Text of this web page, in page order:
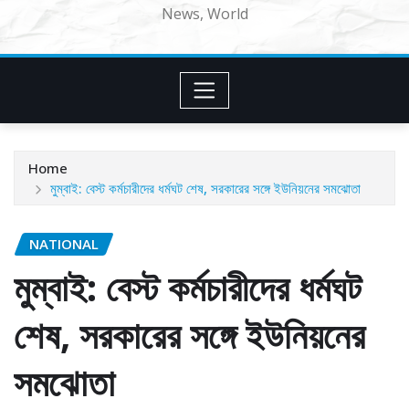
News, World
Home
মুম্বাই: বেস্ট কর্মচারীদের ধর্মঘট শেষ, সরকারের সঙ্গে ইউনিয়নের সমঝোতা
NATIONAL
মুম্বাই: বেস্ট কর্মচারীদের ধর্মঘট
শেষ, সরকারের সঙ্গে ইউনিয়নের
সমঝোতা